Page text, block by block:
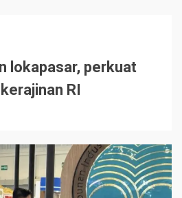
lokapasar, perkuat
RI